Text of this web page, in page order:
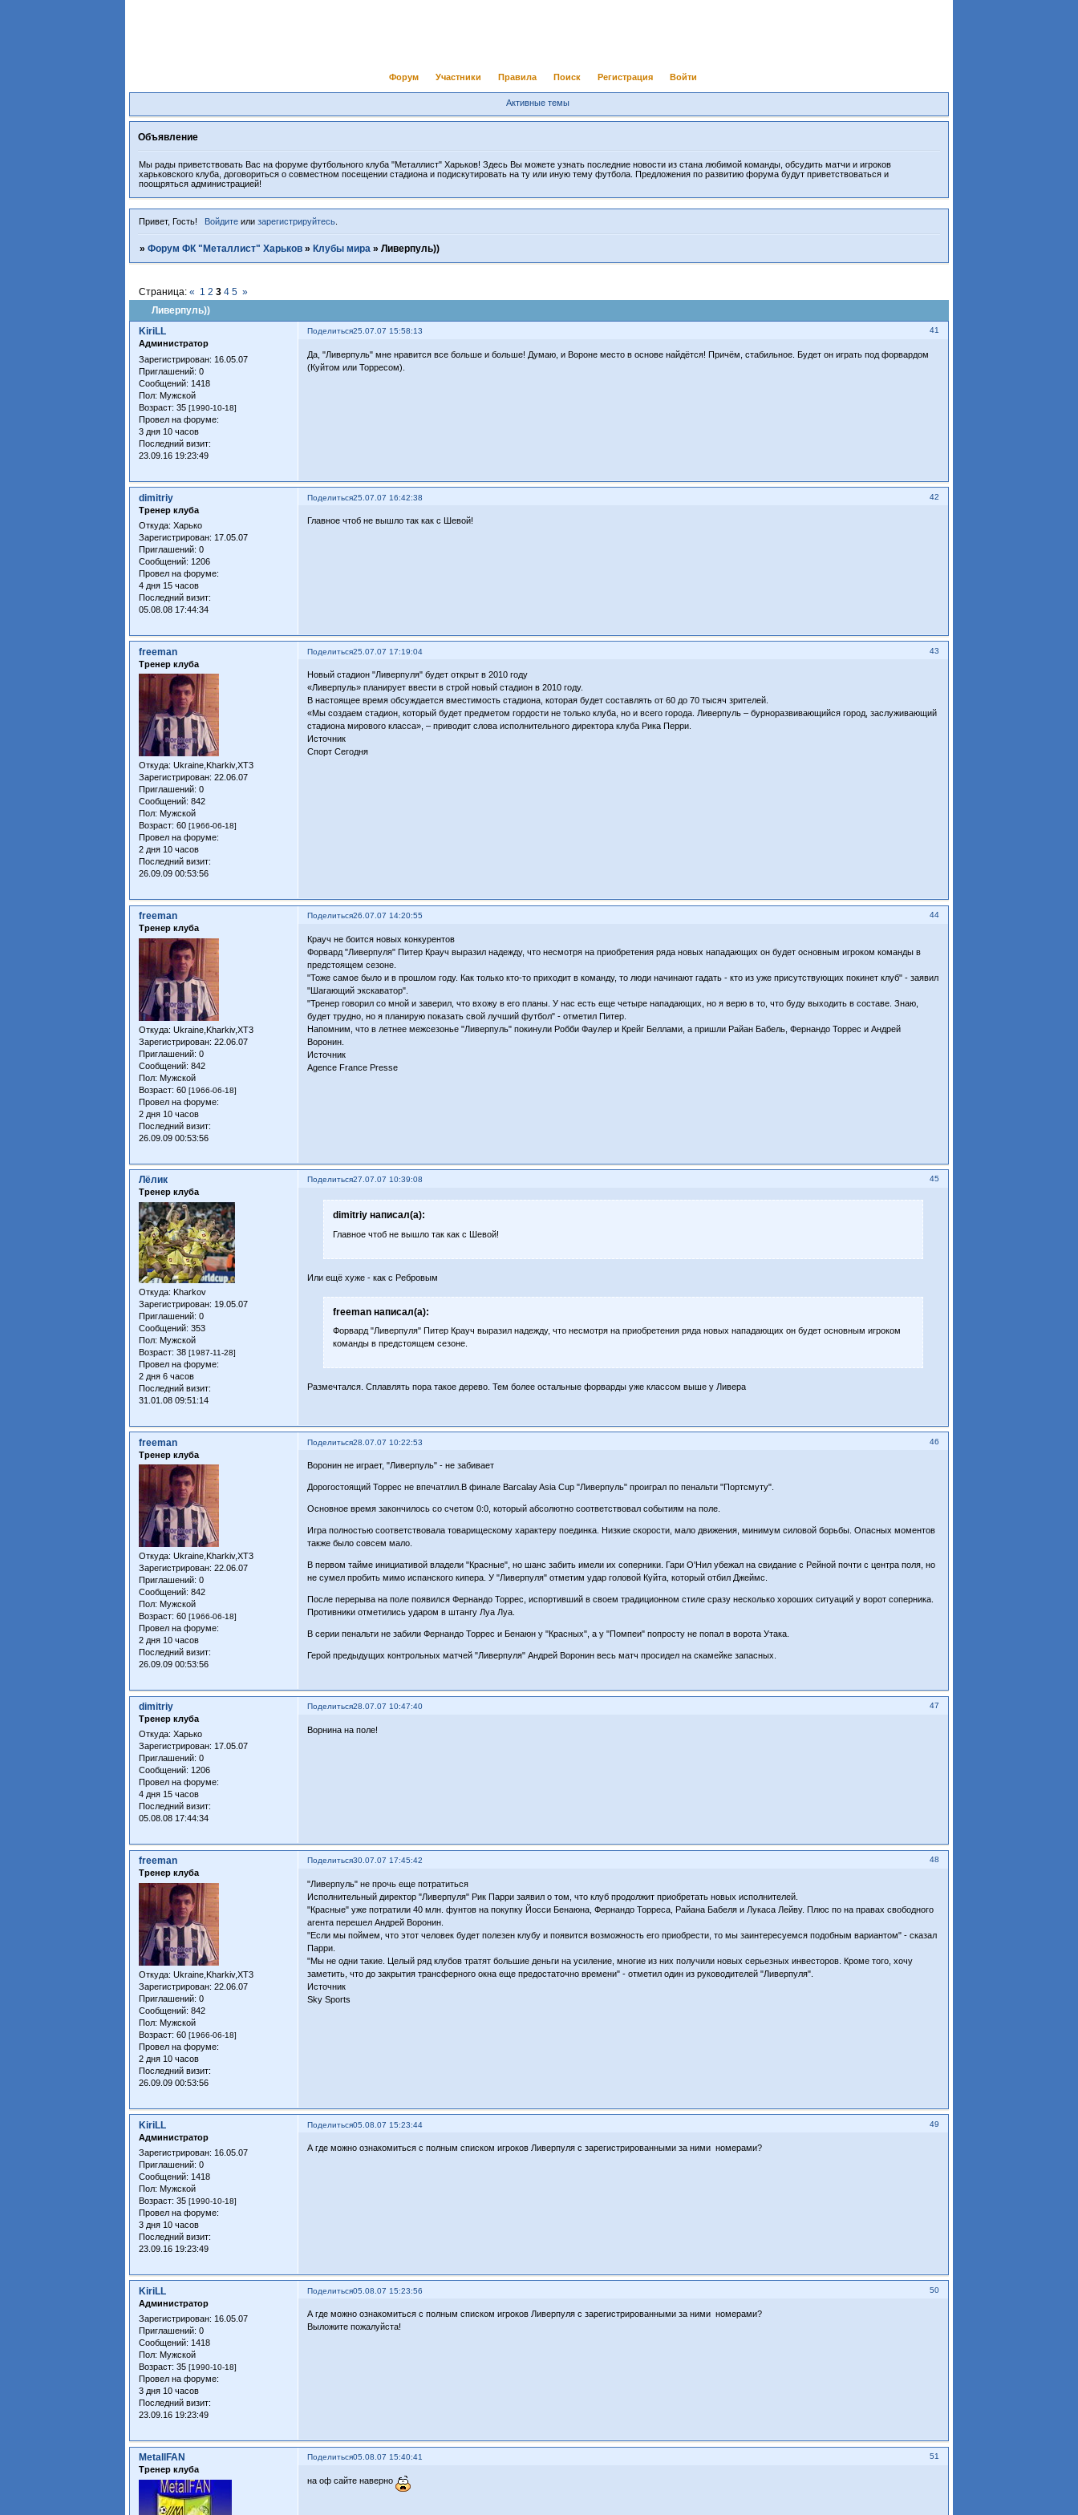
Форум Участники Правила Поиск Регистрация Войти
Активные темы
Объявление
Мы рады приветствовать Вас на форуме футбольного клуба "Металлист" Харьков! Здесь Вы можете узнать последние новости из стана любимой команды, обсудить матчи и игроков
харьковского клуба, договориться о совместном посещении стадиона и подискутировать на ту или иную тему футбола. Предложения по развитию форума будут приветствоваться и
поощряться администрацией!
Привет, Гость! Войдитеили зарегистрируйтесь.
»Форум ФК "Металлист" Харьков » Клубы мира »Ливерпуль))
Ливерпуль))
Страница:« 1 2 3 4 5 »
Поделиться 41
25.07.07 15:58:13
KiriLL
Администратор
Зарегистрирован: 16.05.07
Приглашений: 0
Сообщений: 1418
Пол: Мужской
Возраст: 35[1990-10-18]
Провел на форуме:
3 дня 10 часов
Последний визит:
23.09.16 19:23:49
Да, "Ливерпуль" мне нравится все больше и больше! Думаю, и Вороне место в основе найдётся! Причём, стабильное. Будет он играть под форвардом
(Куйтом или Торресом).
Поделиться 42
25.07.07 16:42:38
dimitriy
Тренер клуба
Откуда: Харько
Зарегистрирован: 17.05.07
Приглашений: 0
Сообщений: 1206
Провел на форуме:
4 дня 15 часов
Последний визит:
05.08.08 17:44:34
Главное чтоб не вышло так как с Шевой!
Поделиться 43
25.07.07 17:19:04
freeman
Тренер клуба
Откуда: Ukraine,Kharkiv,XT3
Зарегистрирован: 22.06.07
Приглашений: 0
Сообщений: 842
Пол: Мужской
Возраст: 60[1966-06-18]
Провел на форуме:
2 дня 10 часов
Последний визит:
26.09.09 00:53:56
Новый стадион "Ливерпуля" будет открыт в 2010 году
«Ливерпуль» планирует ввести в строй новый стадион в 2010 году.
В настоящее время обсуждается вместимость стадиона, которая будет составлять от 60 до 70 тысяч зрителей.
«Мы создаем стадион, который будет предметом гордости не только клуба, но и всего города. Ливерпуль – бурноразвивающийся город, заслуживающий
стадиона мирового класса», – приводит слова исполнительного директора клуба Рика Перри.
Источник
Спорт Сегодня
Поделиться 44
26.07.07 14:20:55
freeman
Тренер клуба
Откуда: Ukraine,Kharkiv,XT3
Зарегистрирован: 22.06.07
Приглашений: 0
Сообщений: 842
Пол: Мужской
Возраст: 60[1966-06-18]
Провел на форуме:
2 дня 10 часов
Последний визит:
26.09.09 00:53:56
Крауч не боится новых конкурентов
Форвард "Ливерпуля" Питер Крауч выразил надежду, что несмотря на приобретения ряда новых нападающих он будет основным игроком команды в
предстоящем сезоне.
"Тоже самое было и в прошлом году. Как только кто-то приходит в команду, то люди начинают гадать - кто из уже присутствующих покинет клуб" - заявил
"Шагающий экскаватор".
"Тренер говорил со мной и заверил, что вхожу в его планы. У нас есть еще четыре нападающих, но я верю в то, что буду выходить в составе. Знаю,
будет трудно, но я планирую показать свой лучший футбол" - отметил Питер.
Напомним, что в летнее межсезонье "Ливерпуль" покинули Робби Фаулер и Крейг Беллами, а пришли Райан Бабель, Фернандо Торрес и Андрей
Воронин.
Источник
Agence France Presse
Поделиться 45
27.07.07 10:39:08
Лёлик
Тренер клуба
Откуда: Kharkov
Зарегистрирован: 19.05.07
Приглашений: 0
Сообщений: 353
Пол: Мужской
Возраст: 38[1987-11-28]
Провел на форуме:
2 дня 6 часов
Последний визит:
31.01.08 09:51:14
dimitriy написал(а):
Главное чтоб не вышло так как с Шевой!
Или ещё хуже - как с Ребровым
freeman написал(а):
Форвард "Ливерпуля" Питер Крауч выразил надежду, что несмотря на приобретения ряда новых нападающих он будет основным игроком
команды в предстоящем сезоне.
Размечтался. Сплавлять пора такое дерево. Тем более остальные форварды уже классом выше у Ливера
Поделиться 46
28.07.07 10:22:53
freeman
Тренер клуба
Откуда: Ukraine,Kharkiv,XT3
Зарегистрирован: 22.06.07
Приглашений: 0
Сообщений: 842
Пол: Мужской
Возраст: 60[1966-06-18]
Провел на форуме:
2 дня 10 часов
Последний визит:
26.09.09 00:53:56
Воронин не играет, "Ливерпуль" - не забивает
Дорогостоящий Торрес не впечатлил.В финале Barcalay Asia Cup "Ливерпуль" проиграл по пенальти "Портсмуту".
Основное время закончилось со счетом 0:0, который абсолютно соответствовал событиям на поле.
Игра полностью соответствовала товарищескому характеру поединка. Низкие скорости, мало движения, минимум силовой борьбы. Опасных моментов
также было совсем мало.
В первом тайме инициативой владели "Красные", но шанс забить имели их соперники. Гари О'Нил убежал на свидание с Рейной почти с центра поля, но
не сумел пробить мимо испанского кипера. У "Ливерпуля" отметим удар головой Куйта, который отбил Джеймс.
После перерыва на поле появился Фернандо Торрес, испортивший в своем традиционном стиле сразу несколько хороших ситуаций у ворот соперника.
Противники отметились ударом в штангу Луа Луа.
В серии пенальти не забили Фернандо Торрес и Бенаюн у "Красных", а у "Помпеи" попросту не попал в ворота Утака.
Герой предыдущих контрольных матчей "Ливерпуля" Андрей Воронин весь матч просидел на скамейке запасных.
Поделиться 47
28.07.07 10:47:40
dimitriy
Тренер клуба
Откуда: Харько
Зарегистрирован: 17.05.07
Приглашений: 0
Сообщений: 1206
Провел на форуме:
4 дня 15 часов
Последний визит:
05.08.08 17:44:34
Ворнина на поле!
Поделиться 48
30.07.07 17:45:42
freeman
Тренер клуба
Откуда: Ukraine,Kharkiv,XT3
Зарегистрирован: 22.06.07
Приглашений: 0
Сообщений: 842
Пол: Мужской
Возраст: 60[1966-06-18]
Провел на форуме:
2 дня 10 часов
Последний визит:
26.09.09 00:53:56
"Ливерпуль" не прочь еще потратиться
Исполнительный директор "Ливерпуля" Рик Парри заявил о том, что клуб продолжит приобретать новых исполнителей.
"Красные" уже потратили 40 млн. фунтов на покупку Йосси Бенаюна, Фернандо Торреса, Райана Бабеля и Лукаса Лейву. Плюс по на правах свободного
агента перешел Андрей Воронин.
"Если мы поймем, что этот человек будет полезен клубу и появится возможность его приобрести, то мы заинтересуемся подобным вариантом" - сказал
Парри.
"Мы не одни такие. Целый ряд клубов тратят большие деньги на усиление, многие из них получили новых серьезных инвесторов. Кроме того, хочу
заметить, что до закрытия трансферного окна еще предостаточно времени" - отметил один из руководителей "Ливерпуля".
Источник
Sky Sports
Поделиться 49
05.08.07 15:23:44
KiriLL
Администратор
Зарегистрирован: 16.05.07
Приглашений: 0
Сообщений: 1418
Пол: Мужской
Возраст: 35[1990-10-18]
Провел на форуме:
3 дня 10 часов
Последний визит:
23.09.16 19:23:49
А где можно ознакомиться с полным списком игроков Ливерпуля с зарегистрированными за ними номерами?
Поделиться 50
05.08.07 15:23:56
KiriLL
Администратор
Зарегистрирован: 16.05.07
Приглашений: 0
Сообщений: 1418
Пол: Мужской
Возраст: 35[1990-10-18]
Провел на форуме:
3 дня 10 часов
Последний визит:
23.09.16 19:23:49
А где можно ознакомиться с полным списком игроков Ливерпуля с зарегистрированными за ними номерами?
Выложите пожалуйста!
Поделиться 51
05.08.07 15:40:41
MetallFAN
Тренер клуба
на оф сайте наверно